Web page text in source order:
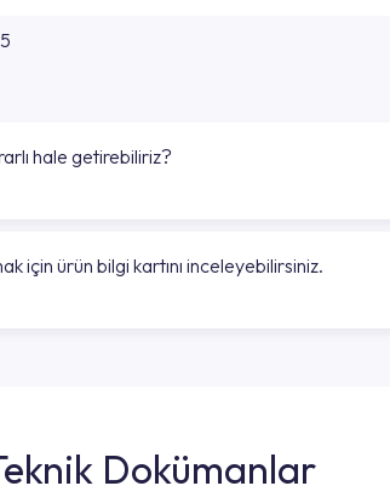
hale getirebiliriz?
için ürün bilgi kartını inceleyebilirsiniz.
Dokümanlar